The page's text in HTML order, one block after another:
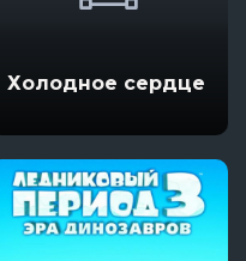
Холодное сердце